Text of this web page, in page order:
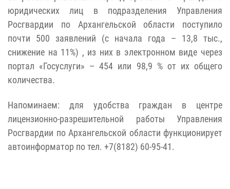
юридических лиц в подразделения Управления
Росгвардии по Архангельской области поступило
почти 500 заявлений (с начала года – 13,8 тыс.,
снижение на 11%) , из них в электронном виде через
портал «Госуслуги» – 454 или 98,9 % от их общего
количества.
Напоминаем: для удобства граждан в центре
лицензионно-разрешительной работы Управления
Росгвардии по Архангельской области функционирует
автоинформатор по тел. +7(8182) 60-95-41.